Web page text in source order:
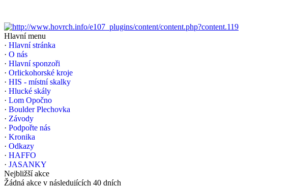
Hlavní menu
· Hlavní stránka
· O nás
· Hlavní sponzoři
· Orlickohorské kroje
· HIS - místní skalky
· Hlucké skály
· Lom Opočno
· Boulder Plechovka
· Závody
· Podpořte nás
· Kronika
· Odkazy
· HAFFO
· JASANKY
Nejbližší akce
Žádná akce v následujících 40 dních